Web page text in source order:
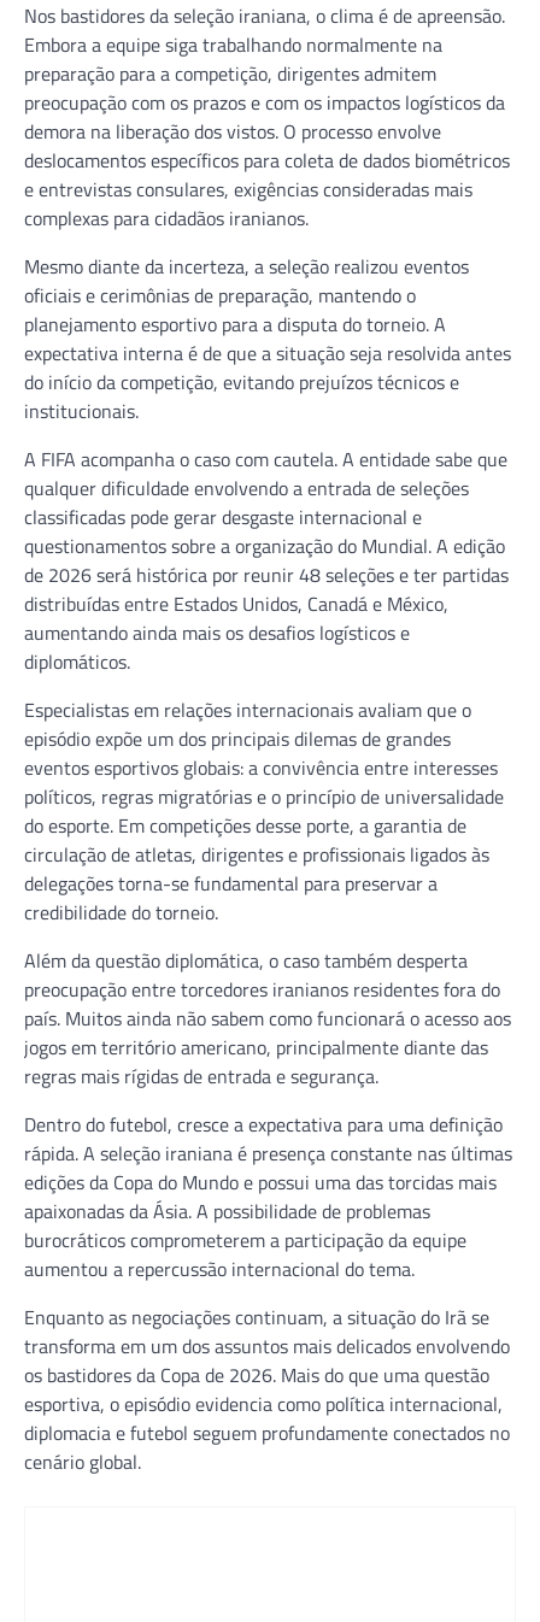
Nos bastidores da seleção iraniana, o clima é de apreensão.
Embora a equipe siga trabalhando normalmente na
preparação para a competição, dirigentes admitem
preocupação com os prazos e com os impactos logísticos da
demora na liberação dos vistos. O processo envolve
deslocamentos específicos para coleta de dados biométricos
e entrevistas consulares, exigências consideradas mais
complexas para cidadãos iranianos.
Mesmo diante da incerteza, a seleção realizou eventos
oficiais e cerimônias de preparação, mantendo o
planejamento esportivo para a disputa do torneio. A
expectativa interna é de que a situação seja resolvida antes
do início da competição, evitando prejuízos técnicos e
institucionais.
A FIFA acompanha o caso com cautela. A entidade sabe que
qualquer dificuldade envolvendo a entrada de seleções
classificadas pode gerar desgaste internacional e
questionamentos sobre a organização do Mundial. A edição
de 2026 será histórica por reunir 48 seleções e ter partidas
distribuídas entre Estados Unidos, Canadá e México,
aumentando ainda mais os desafios logísticos e
diplomáticos.
Especialistas em relações internacionais avaliam que o
episódio expõe um dos principais dilemas de grandes
eventos esportivos globais: a convivência entre interesses
políticos, regras migratórias e o princípio de universalidade
do esporte. Em competições desse porte, a garantia de
circulação de atletas, dirigentes e profissionais ligados às
delegações torna-se fundamental para preservar a
credibilidade do torneio.
Além da questão diplomática, o caso também desperta
preocupação entre torcedores iranianos residentes fora do
país. Muitos ainda não sabem como funcionará o acesso aos
jogos em território americano, principalmente diante das
regras mais rígidas de entrada e segurança.
Dentro do futebol, cresce a expectativa para uma definição
rápida. A seleção iraniana é presença constante nas últimas
edições da Copa do Mundo e possui uma das torcidas mais
apaixonadas da Ásia. A possibilidade de problemas
burocráticos comprometerem a participação da equipe
aumentou a repercussão internacional do tema.
Enquanto as negociações continuam, a situação do Irã se
transforma em um dos assuntos mais delicados envolvendo
os bastidores da Copa de 2026. Mais do que uma questão
esportiva, o episódio evidencia como política internacional,
diplomacia e futebol seguem profundamente conectados no
cenário global.